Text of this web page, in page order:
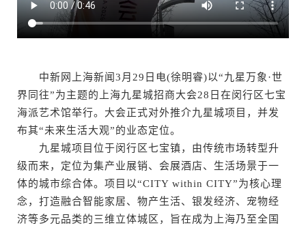
中新网上海新闻3月29日电(徐明睿)以“九星万象·世
界同往”为主题的上海九星城招商大会28日在闵行区七宝
海派艺术馆举行。大会正式对外推介九星城项目，并发
布其“未来生活大观”的业态定位。
九星城项目位于闵行区七宝镇，由传统市场转型升
级而来，定位为集产业展销、会展酒店、生活场景于一
体的城市综合体。项目以“CITY within CITY”为核心理
念，打造融合智能家居、物产生活、银发经济、宠物经
济等多元品类的三维立体城区，旨在成为上海乃至全国